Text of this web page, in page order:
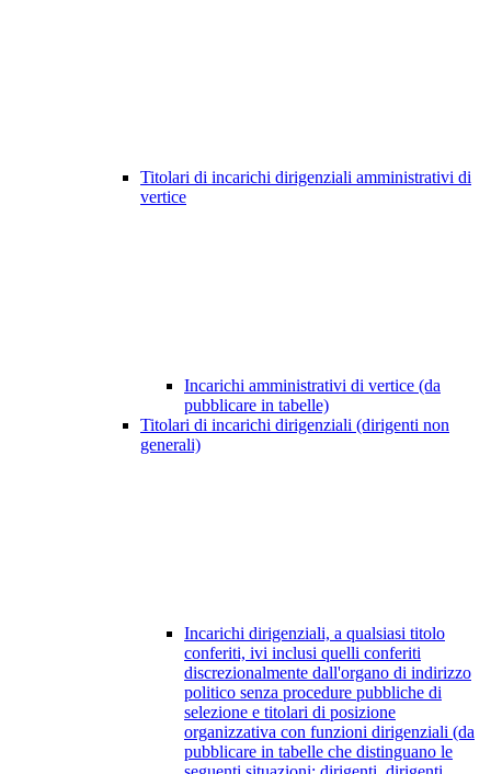
Titolari di incarichi dirigenziali amministrativi di
vertice
Incarichi amministrativi di vertice (da
pubblicare in tabelle)
Titolari di incarichi dirigenziali (dirigenti non
generali)
Incarichi dirigenziali, a qualsiasi titolo
conferiti, ivi inclusi quelli conferiti
discrezionalmente dall'organo di indirizzo
politico senza procedure pubbliche di
selezione e titolari di posizione
organizzativa con funzioni dirigenziali (da
pubblicare in tabelle che distinguano le